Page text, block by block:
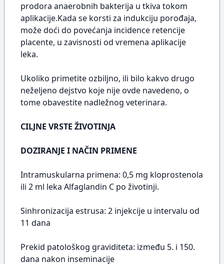
prodora anaerobnih bakterija u tkiva tokom
aplikacije.Kada se korsti za indukciju porođaja,
može doći do povećanja incidence retencije
placente, u zavisnosti od vremena aplikacije
leka.
Ukoliko primetite ozbiljno, ili bilo kakvo drugo
neželjeno dejstvo koje nije ovde navedeno, o
tome obavestite nadležnog veterinara.
CILJNE VRSTE ŽIVOTINJA
DOZIRANJE I NAČIN PRIMENE
Intramuskularna primena: 0,5 mg kloprostenola
ili 2 ml leka Alfaglandin C po životinji.
Sinhronizacija estrusa: 2 injekcije u intervalu od
11 dana
Prekid patološkog graviditeta: između 5. i 150.
dana nakon inseminacije